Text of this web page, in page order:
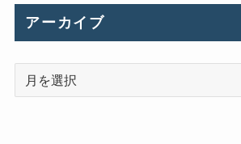
ス
アーカイブ